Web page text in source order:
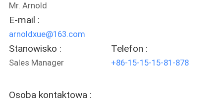
SITEMAP
PRIVACY
Mr. Arnold
E-mail :
arnoldxue@163.com
Stanowisko :
Sales Manager
Telefon :
+86-15-15-15-81-878
Osoba kontaktowa :